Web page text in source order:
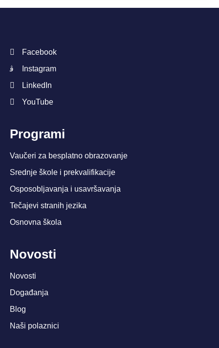
Facebook
Instagram
LinkedIn
YouTube
Programi
Vaučeri za besplatno obrazovanje
Srednje škole i prekvalifikacije
Osposobljavanja i usavršavanja
Tečajevi stranih jezika
Osnovna škola
Novosti
Novosti
Događanja
Blog
Naši polaznici